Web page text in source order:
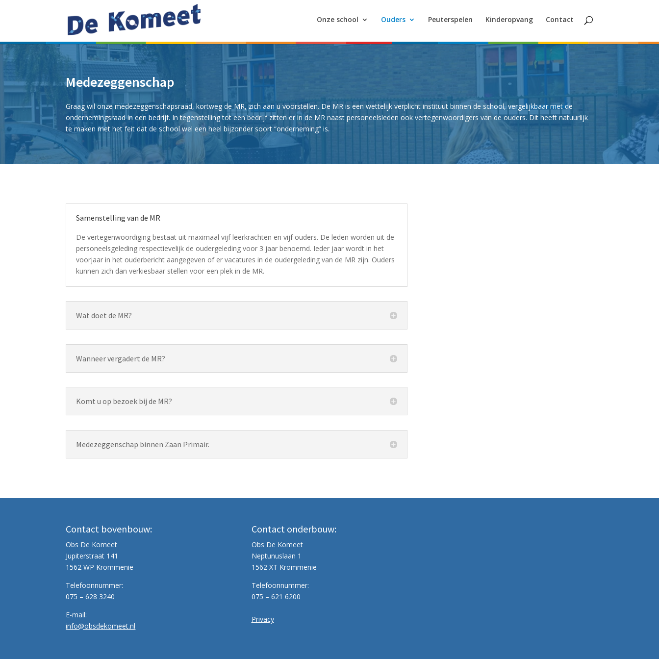
Onze school Ouders Peuterspelen Kinderopvang Contact
Medezeggenschap
Graag wil onze medezeggenschapsraad, kortweg de MR, zich aan u voorstellen. De MR is een wettelijk verplicht instituut binnen de school, vergelijkbaar met de
ondernemingsraad in een bedrijf. In tegenstelling tot een bedrijf zitten er in de MR naast personeelsleden ook vertegenwoordigers van de ouders. Dit heeft natuurlijk
te maken met het feit dat de school wel een heel bijzonder soort “onderneming” is.
Samenstelling van de MR
De vertegenwoordiging bestaat uit maximaal vijf leerkrachten en vijf ouders. De leden worden uit de
personeelsgeleding respectievelijk de oudergeleding voor 3 jaar benoemd. Ieder jaar wordt in het
voorjaar in het ouderbericht aangegeven of er vacatures in de oudergeleding van de MR zijn. Ouders
kunnen zich dan verkiesbaar stellen voor een plek in de MR.
Wat doet de MR?
Wanneer vergadert de MR?
Komt u op bezoek bij de MR?
Medezeggenschap binnen Zaan Primair.
Contact bovenbouw:
Obs De Komeet
Jupiterstraat 141
1562 WP Krommenie
Telefoonnummer:
075 – 628 3240
E-mail:
info@obsdekomeet.nl
Contact onderbouw:
Obs De Komeet
Neptunuslaan 1
1562 XT Krommenie
Telefoonnummer:
075 – 621 6200
Privacy